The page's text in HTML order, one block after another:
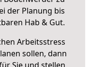
der Planung bis
Hab & Gut.
Arbeitsstress
sollen, dann